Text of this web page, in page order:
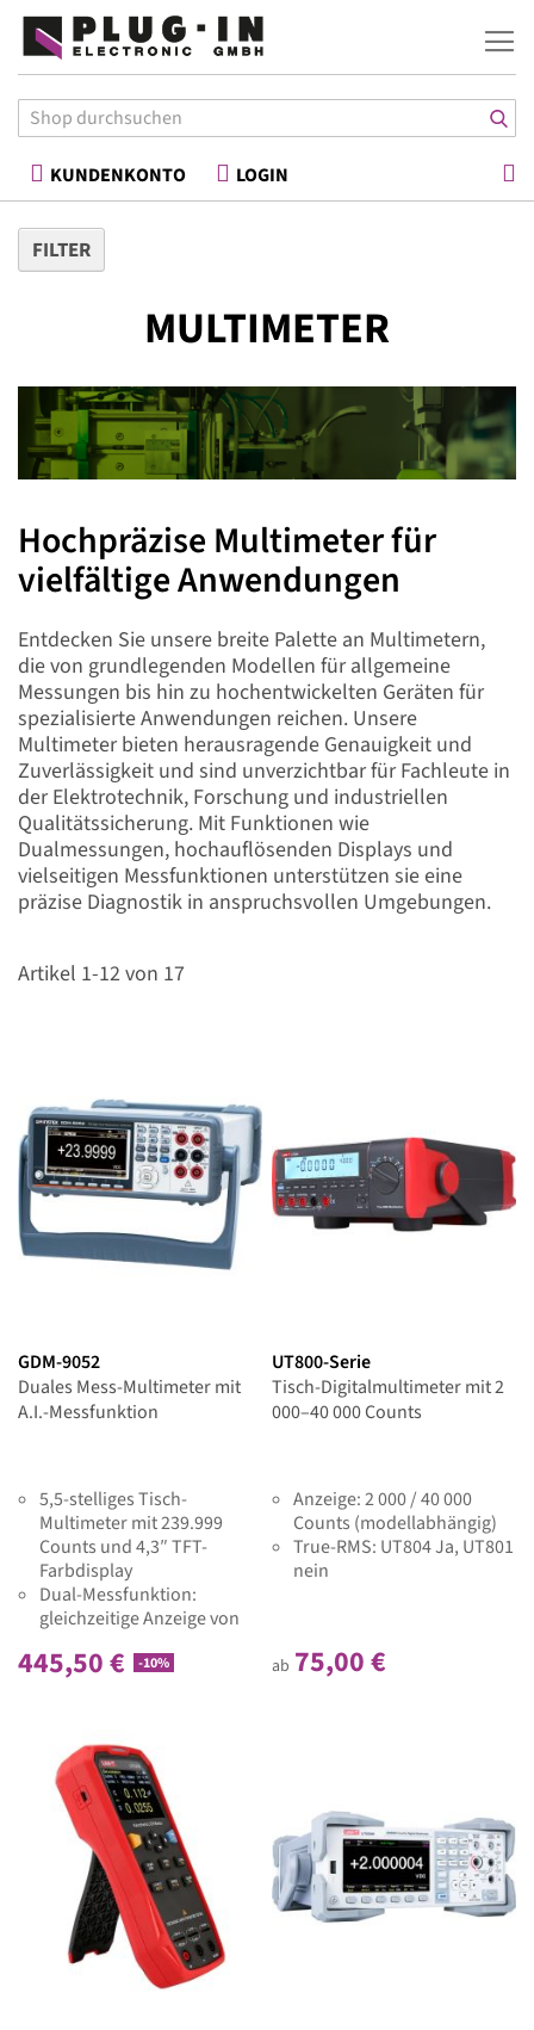
KUNDENKONTO LOGIN
MULTIMETER
Hochpräzise Multimeter für
vielfältige Anwendungen
Entdecken Sie unsere breite Palette an Multimetern,
die von grundlegenden Modellen für allgemeine
Messungen bis hin zu hochentwickelten Geräten für
spezialisierte Anwendungen reichen. Unsere
Multimeter bieten herausragende Genauigkeit und
Zuverlässigkeit und sind unverzichtbar für Fachleute in
der Elektrotechnik, Forschung und industriellen
Qualitätssicherung. Mit Funktionen wie
Dualmessungen, hochauflösenden Displays und
vielseitigen Messfunktionen unterstützen sie eine
präzise Diagnostik in anspruchsvollen Umgebungen.
Artikel 1-12 von 17
GDM-9052
Duales Mess-Multimeter mit
A.I.-Messfunktion
5,5-stelliges Tisch-
Multimeter mit 239.999
Counts und 4,3″ TFT-
Farbdisplay
Dual-Messfunktion:
gleichzeitige Anzeige von
Hohe Genauigkeit und
445,50 € -10%
UT800-Serie
Tisch-Digitalmultimeter mit 2
000–40 000 Counts
Anzeige: 2 000 / 40 000
Counts (modellabhängig)
True-RMS: UT804 Ja, UT801
nein
ab 75,00 €
FILTER